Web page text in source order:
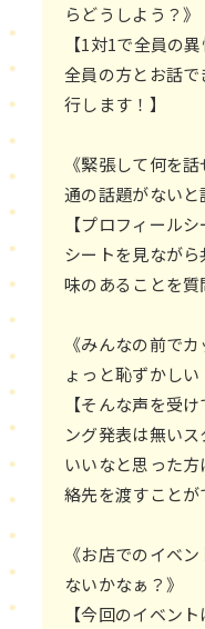
らどうしよう？》
【1対1で全員の
全員の方とお話
行します！】
《緊張して何を
通の話題がない
【プロフィール
シートを見なが
味のあることを
《みんなの前で
ょっと恥ずかし
【そんな声を受
ング発表は無い
いいなと思った
絡先を渡すこと
《お店でのイベ
ないかなぁ？》
【今回のイベン